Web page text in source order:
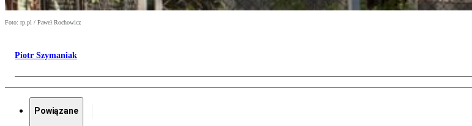
Foto: rp.pl / Paweł Rochowicz
Piotr Szymaniak
Powiązane